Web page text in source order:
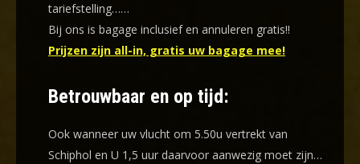
tariefstelling……
Bij ons is bagage inclusief en annuleren gratis!!
Prijzen zijn all-in, gratis uw bagage mee!
Betrouwbaar en op tijd:
Ook wanneer uw vlucht om 5.50u vertrekt van
Schiphol en U 1,5 uur daarvoor aanwezig moet zijn…